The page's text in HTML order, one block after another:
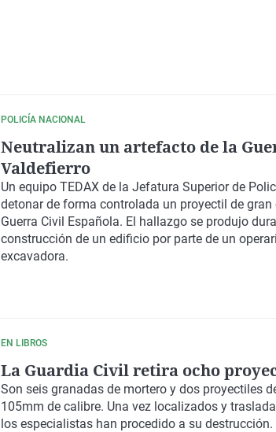
POLICÍA NACIONAL
Neutralizan un artefacto de la
Valdefierro
Un equipo TEDAX de la Jefatura Superior de
detonar de forma controlada un proyectil de gran
Guerra Civil Española. El hallazgo se produjo
construcción de un edificio por parte de un
excavadora.
EN LIBROS
La Guardia Civil retira ocho
Son seis granadas de mortero y dos proyectiles
105mm de calibre. Una vez localizados y
los especialistas han procedido a su destrucción.